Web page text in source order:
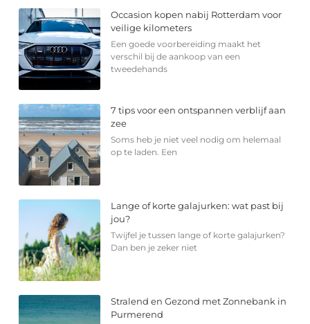
Occasion kopen nabij Rotterdam voor
veilige kilometers
Een goede voorbereiding maakt het
verschil bij de aankoop van een
tweedehands
7 tips voor een ontspannen verblijf aan
zee
Soms heb je niet veel nodig om helemaal
op te laden. Een
Lange of korte galajurken: wat past bij
jou?
Twijfel je tussen lange of korte galajurken?
Dan ben je zeker niet
Stralend en Gezond met Zonnebank in
Purmerend